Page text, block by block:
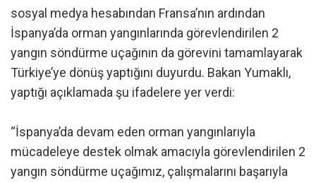
sosyal medya hesabından Fransa’nın ardından
İspanya’da orman yangınlarında görevlendirilen 2
yangın söndürme uçağının da görevini tamamlayarak
Türkiye’ye dönüş yaptığını duyurdu. Bakan Yumaklı,
yaptığı açıklamada şu ifadelere yer verdi:
“İspanya’da devam eden orman yangınlarıyla
mücadeleye destek olmak amacıyla görevlendirilen 2
yangın söndürme uçağımız, çalışmalarını başarıyla